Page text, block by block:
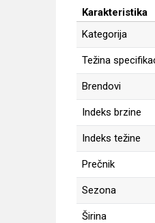
Karakteristika
Kategorija
Težina
Brendovi
Indeks brzine
Indeks težine
Prečnik
Sezona
Širina